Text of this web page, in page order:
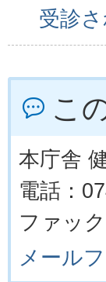
受診
こ
本庁舎
電話：
ファッ
メール